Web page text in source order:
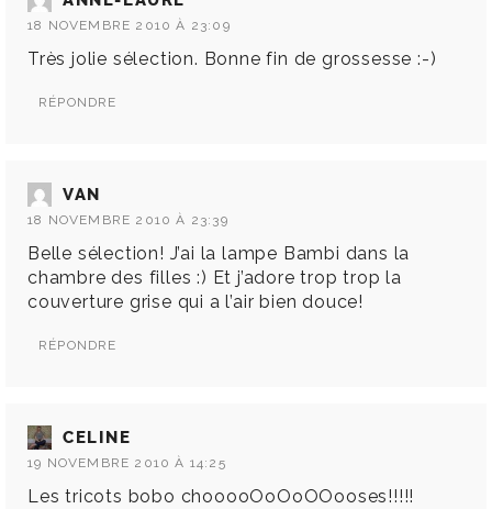
18 NOVEMBRE 2010 À 23:09
Très jolie sélection. Bonne fin de grossesse :-)
RÉPONDRE
VAN
18 NOVEMBRE 2010 À 23:39
Belle sélection! J’ai la lampe Bambi dans la
chambre des filles :) Et j’adore trop trop la
couverture grise qui a l’air bien douce!
RÉPONDRE
CELINE
19 NOVEMBRE 2010 À 14:25
Les tricots bobo chooooOoOoOOooses!!!!!